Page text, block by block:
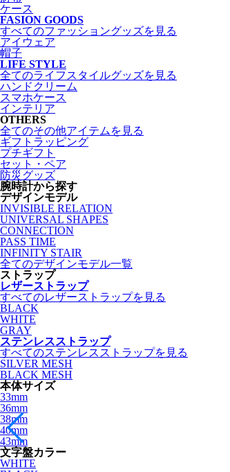
ケース
FASION GOODS
すべてのファッショングッズを見る
アイウェア
帽子
LIFE STYLE
全てのライフスタイルグッズを見る
ハンドクリーム
スマホケース
インテリア
OTHERS
全てのその他アイテムを見る
ギフトラッピング
プチギフト
セット・ペア
防災グッズ
腕時計から探す
デザインモデル
INVISIBLE RELATION
UNIVERSAL SHAPES
CONNECTION
PASS TIME
INFINITY STAIR
全てのデザインモデル一覧
ストラップ
レザーストラップ
すべてのレザーストラップを見る
BLACK
WHITE
GRAY
ステンレスストラップ
すべてのステンレスストラップを見る
SILVER MESH
BLACK MESH
本体サイズ
33mm
36mm
38mm
40mm
43mm
文字盤カラー
WHITE